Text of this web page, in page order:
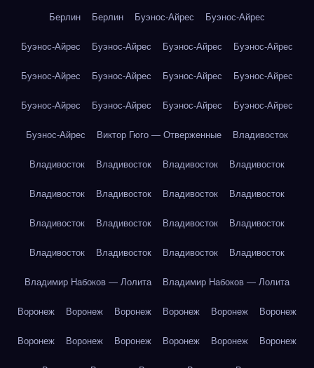
Берлин Берлин Буэнос-Айрес Буэнос-Айрес
Буэнос-Айрес Буэнос-Айрес Буэнос-Айрес Буэнос-Айрес
Буэнос-Айрес Буэнос-Айрес Буэнос-Айрес Буэнос-Айрес
Буэнос-Айрес Буэнос-Айрес Буэнос-Айрес Буэнос-Айрес
Буэнос-Айрес Виктор Гюго — Отверженные Владивосток
Владивосток Владивосток Владивосток Владивосток
Владивосток Владивосток Владивосток Владивосток
Владивосток Владивосток Владивосток Владивосток
Владивосток Владивосток Владивосток Владивосток
Владимир Набоков — Лолита Владимир Набоков — Лолита
Воронеж Воронеж Воронеж Воронеж Воронеж Воронеж
Воронеж Воронеж Воронеж Воронеж Воронеж Воронеж